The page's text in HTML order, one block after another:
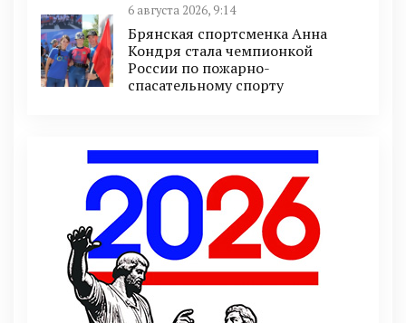
6 августа 2026, 9:14
Брянская спортсменка Анна
Кондря стала чемпионкой
России по пожарно-
спасательному спорту